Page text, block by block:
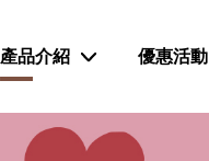
產品介紹 優惠活動